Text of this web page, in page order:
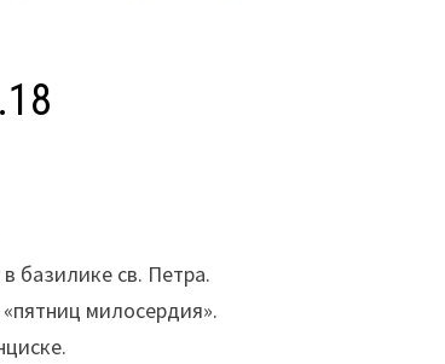
базилике св. Петра.
милосердия».